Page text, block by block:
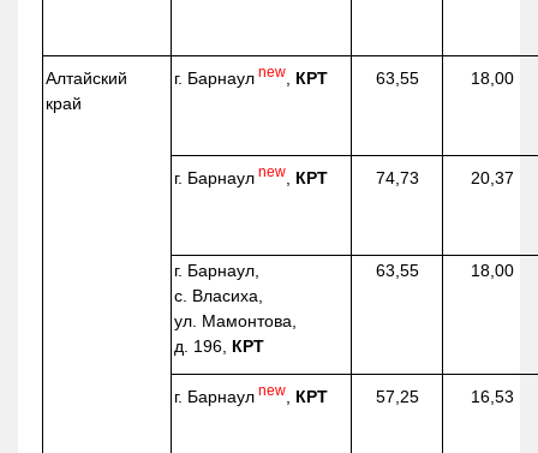
Алтайский
край
г. Барнаул new КРТ 63,55 18,00
г. Барнаул new КРТ 74,73 20,37
г. Барнаул,
с. Власиха,
ул. Мамонтова,
д. 196, КРТ
63,55 18,00
г. Барнаул new КРТ 57,25 16,53